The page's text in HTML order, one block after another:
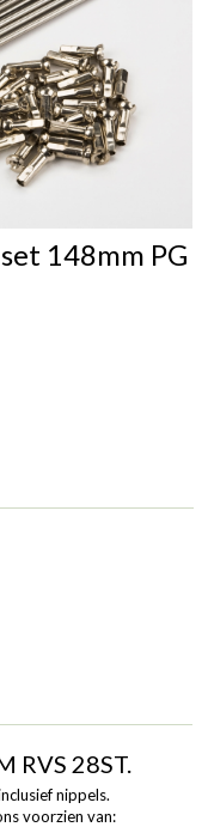
148mm PG
RVS 28ST.
nippels.
voorzien van: